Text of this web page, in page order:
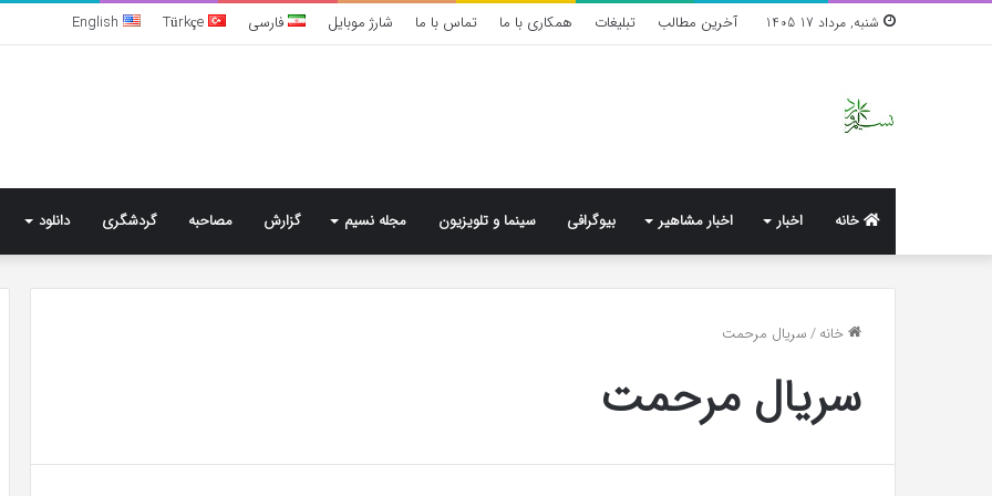
شنبه, مرداد 17 1405 آخرین مطالب تبلیغات همکاری با ما تماس با ما شارژ موبایل فارسی Türkçe
English
خانه اخبار اخبار مشاهیر بیوگرافی سینما و تلویزیون مجله نسیم گزارش مصاحبه گردشگری دانلود
خانه/سریال مرحمت
سریال مرحمت
ارکن
اخیر؛
می‌شود؟